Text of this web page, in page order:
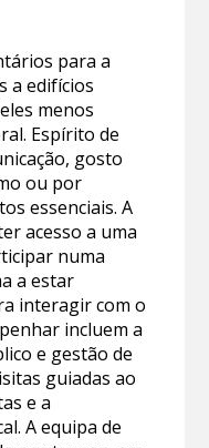
para a
a edifícios
menos
Espírito de
gosto
ou por
essenciais. A
acesso a uma
numa
a estar
interagir com o
incluem a
e gestão de
guiadas ao
e a
A equipa de